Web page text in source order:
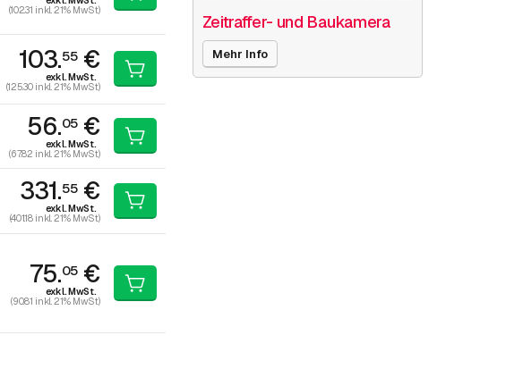
(102.31 inkl. 21% MwSt)
103.55 €
exkl. MwSt.
(125.30 inkl. 21% MwSt)
56.05 €
exkl. MwSt.
(67.82 inkl. 21% MwSt)
331.55 €
exkl. MwSt.
(401.18 inkl. 21% MwSt)
75.05 €
exkl. MwSt.
(90.81 inkl. 21% MwSt)
Zeitraffer- und Baukamera
Mehr Info